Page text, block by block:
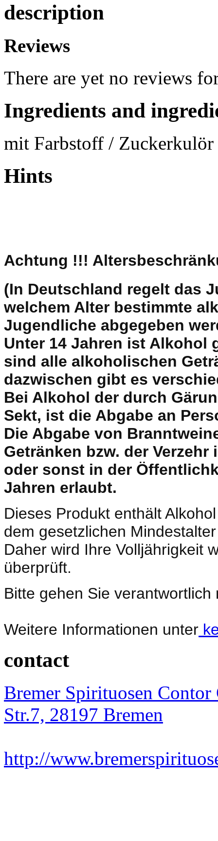
description
Reviews
There are yet no reviews
Ingredients and
mit Farbstoff / Zuckerkulör
Hints
Achtung !!!
(In Deutschland regelt das
welchem Alter bestimmte
Jugendliche abgegeben
Unter 14 Jahren ist Alkohol
sind alle alkoholischen
dazwischen gibt es
Bei Alkohol der durch
Sekt, ist die Abgabe an
Die Abgabe von
Getränken bzw. der
oder sonst in der
Jahren erlaubt.
Dieses Produkt enthält
dem gesetzlichen
Daher wird Ihre Volljährigkeit
überprüft.
Bitte gehen Sie
Weitere Informationen unter
contact
Bremer Spirituosen
Str.7, 28197 Bremen
http://